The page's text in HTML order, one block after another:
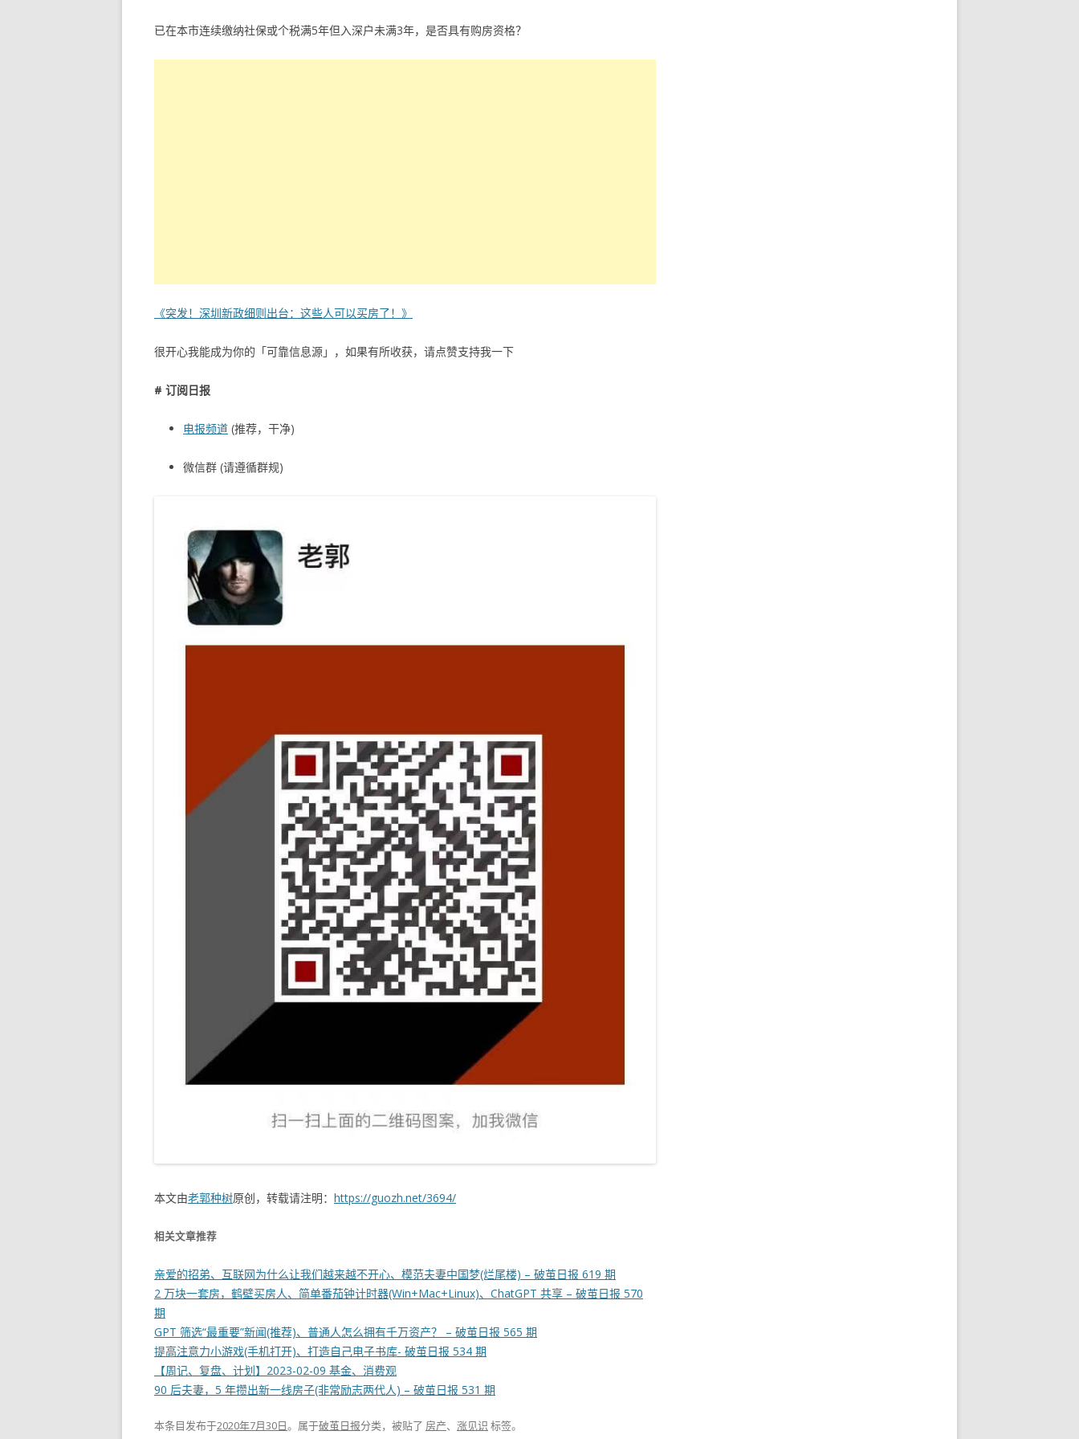
已在本市连续缴纳社保或个税满5年但入深户未满3年，是否具有购房资格？
《突发！深圳新政细则出台：这些人可以买房了！》
很开心我能成为你的「可靠信息源」，如果有所收获，请点赞支持我一下
# 订阅日报
电报频道 (推荐，干净)
微信群 (请遵循群规)
本文由老郭种树原创，转载请注明： https://guozh.net/3694/
相关文章推荐
亲爱的招弟、互联网为什么让我们越来越不开心、模范夫妻中国梦(烂尾楼) – 破茧日报 619 期
2 万块一套房，鹤壁买房人、简单番茄钟计时器(Win+Mac+Linux)、ChatGPT 共享 – 破茧日报 570
期
GPT 筛选“最重要”新闻(推荐)、普通人怎么拥有千万资产？ – 破茧日报 565 期
提高注意力小游戏(手机打开)、打造自己电子书库- 破茧日报 534 期
【周记、复盘、计划】2023-02-09 基金、消费观
90 后夫妻，5 年攒出新一线房子(非常励志两代人) – 破茧日报 531 期
本条目发布于2020年7月30日。属于破茧日报分类，被贴了 房产、 涨见识 标签。